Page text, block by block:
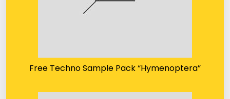
Free Techno Sample Pack “Hymenoptera”